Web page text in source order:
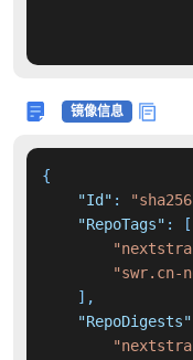
镜像信息
{
"Id" :
"RepoTags" :
[
"swr.cn-
] ,
"RepoDigests"